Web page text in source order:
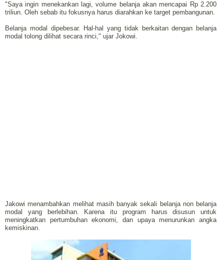
"Saya ingin menekankan lagi, volume belanja akan mencapai Rp 2.200
triliun. Oleh sebab itu fokusnya harus diarahkan ke target pembangunan.
Belanja modal dipebesar. Hal-hal yang tidak berkaitan dengan belanja
modal tolong dilihat secara rinci," ujar Jokowi.
Jakowi menambahkan melihat masih banyak sekali belanja non belanja
modal yang berlebihan. Karena itu program harus disusun untuk
meningkatkan pertumbuhan ekonomi, dan upaya menurunkan angka
kemiskinan.